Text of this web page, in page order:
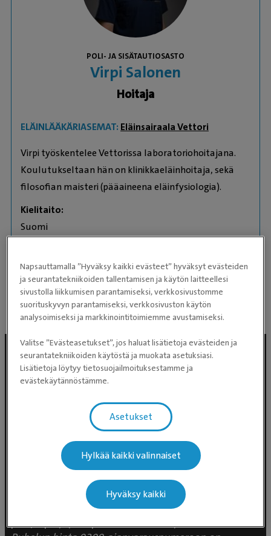
POLI- JA SISÄTAUTIOSASTO
Virpi Salonen
Hoitaja
ELÄINLÄÄKÄRIASEMAT: Eläinsairaala Vettori
Virpi työskentelee Vettorissa laboratoriohoitajana.
Koulutukseltaan hän on klinikkaeläinhoitaja, sekä
filosofian maisteri (pääaineena eläinfysiologia).
Kielitaito:
Suomi
Eläimet
1 saluki
Evidensia Eläinlääkäripalvelut
Takomotie 1-3, 4. krs 00380 Helsinki
Valtakunnallinen asiakaspalvelu:
p. 0300 484 789 (0,59€/min +
pvm/mpm) (ma–pe klo 8:00–16:00)
Napsauttamalla ”Hyväksy kaikki evästeet” hyväksyt evästeiden
ja seurantatekniikoiden tallentamisen ja käytön laitteellesi
sivustolla liikkumisen parantamiseksi, verkkosivustomme
suorituskyvyn parantamiseksi, verkkosivuston käytön
analysoimiseksi ja markkinointitoimiemme avustamiseksi.
Valitse ”Evästeasetukset”, jos haluat lisätietoja evästeiden ja
seurantatekniikoiden käytöstä ja muokata asetuksiasi.
Lisätietoja löytyy tietosuojailmoituksestamme ja
evästekäytännöstämme.
Asetukset
Hylkää kaikki valinnaiset
Hyväksy kaikki